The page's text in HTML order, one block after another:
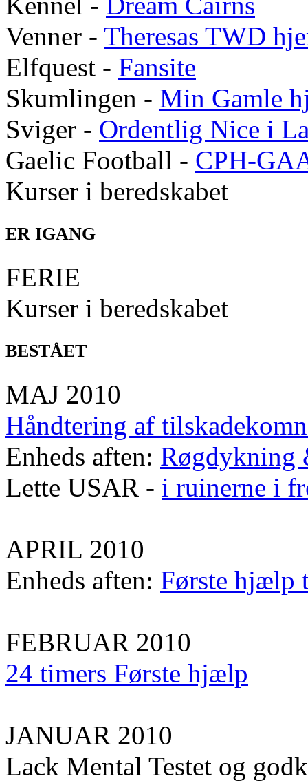
Venner - Theresas TWD
Elfquest - Fansite
Skumlingen - Min Gamle
Sviger - Ordentlig Nice i
Gaelic Football - CPH-
Kurser i beredskabet
ER IGANG
FERIE
Kurser i beredskabet
BESTÅET
MAJ 2010
Håndtering af
Enheds aften: Røgdykning
Lette USAR - i ruinerne i
APRIL 2010
Enheds aften: Første hjælp
FEBRUAR 2010
24 timers Første hjælp
JANUAR 2010
Lack Mental Testet og